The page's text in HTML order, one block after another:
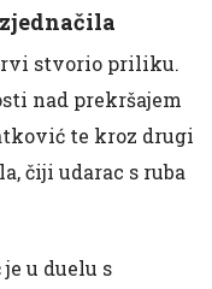
stvorio priliku.
nad prekršajem
te kroz drugi
čiji udarac s ruba
u duelu s